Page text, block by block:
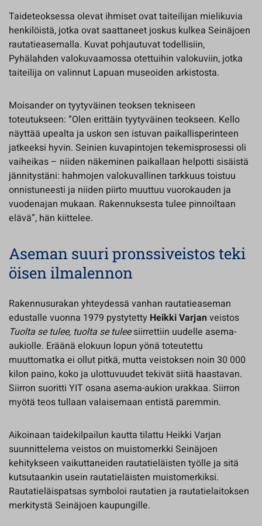
Taideteoksessa olevat ihmiset ovat taiteilijan mielikuvia
henkilöistä, jotka ovat saattaneet joskus kulkea Seinäjoen
rautatieasemalla. Kuvat pohjautuvat todellisiin,
Pyhälahden valokuvaamossa otettuihin valokuviin, jotka
taiteilija on valinnut Lapuan museoiden arkistosta.
Moisander on tyytyväinen teoksen tekniseen
toteutukseen: ”Olen erittäin tyytyväinen teokseen. Kello
näyttää upealta ja uskon sen istuvan paikallisperinteen
jatkeeksi hyvin. Seinien kuvapintojen tekemisprosessi oli
vaiheikas – niiden näkeminen paikallaan helpotti sisäistä
jännitystäni: hahmojen valokuvallinen tarkkuus toistuu
onnistuneesti ja niiden piirto muuttuu vuorokauden ja
vuodenajan mukaan. Rakennuksesta tulee pinnoiltaan
elävä”, hän kiittelee.
Aseman suuri pronssiveistos teki
öisen ilmalennon
Rakennusurakan yhteydessä vanhan rautatieaseman
edustalle vuonna 1979 pystytetty Heikki Varjanveistos
Tuolta se tulee, tuolta se tuleesiirrettiin uudelle asema-
aukiolle. Eräänä elokuun lopun yönä toteutettu
muuttomatka ei ollut pitkä, mutta veistoksen noin 30 000
kilon paino, koko ja ulottuvuudet tekivät siitä haastavan.
Siirron suoritti YIT osana asema-aukion urakkaa. Siirron
myötä teos tullaan valaisemaan entistä paremmin.
Aikoinaan taidekilpailun kautta tilattu Heikki Varjan
suunnittelema veistos on muistomerkki Seinäjoen
kehitykseen vaikuttaneiden rautatieläisten työlle ja sitä
kutsutaankin usein rautatieläisten muistomerkiksi.
Rautatieläispatsas symboloi rautatien ja rautatielaitoksen
merkitystä Seinäjoen kaupungille.